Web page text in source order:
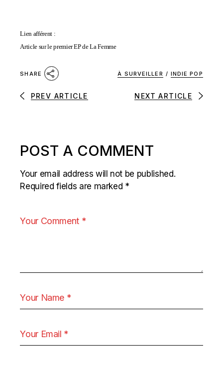
Lien afférent :
Article sur le premier EP de La Femme
SHARE À SURVEILLER / INDIE POP
PREV ARTICLE NEXT ARTICLE
POST A COMMENT
Your email address will not be published.
Required fields are marked *